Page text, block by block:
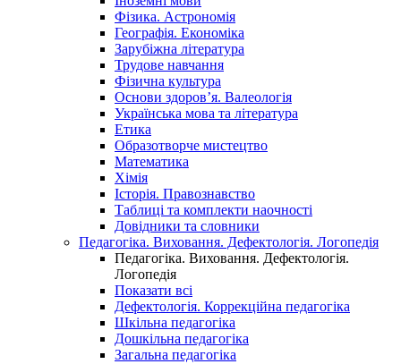
Фізика. Астрономія
Географія. Економіка
Зарубіжна література
Трудове навчання
Фізична культура
Основи здоров’я. Валеологія
Українська мова та література
Етика
Образотворче мистецтво
Математика
Хімія
Історія. Правознавство
Таблиці та комплекти наочності
Довідники та словники
Педагогіка. Виховання. Дефектологія. Логопедія
Педагогіка. Виховання. Дефектологія.
Логопедія
Показати всі
Дефектологія. Коррекційна педагогіка
Шкільна педагогіка
Дошкільна педагогіка
Загальна педагогіка